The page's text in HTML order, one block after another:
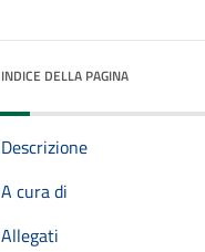
INDICE DELLA PAGINA
Descrizione
A cura di
Allegati